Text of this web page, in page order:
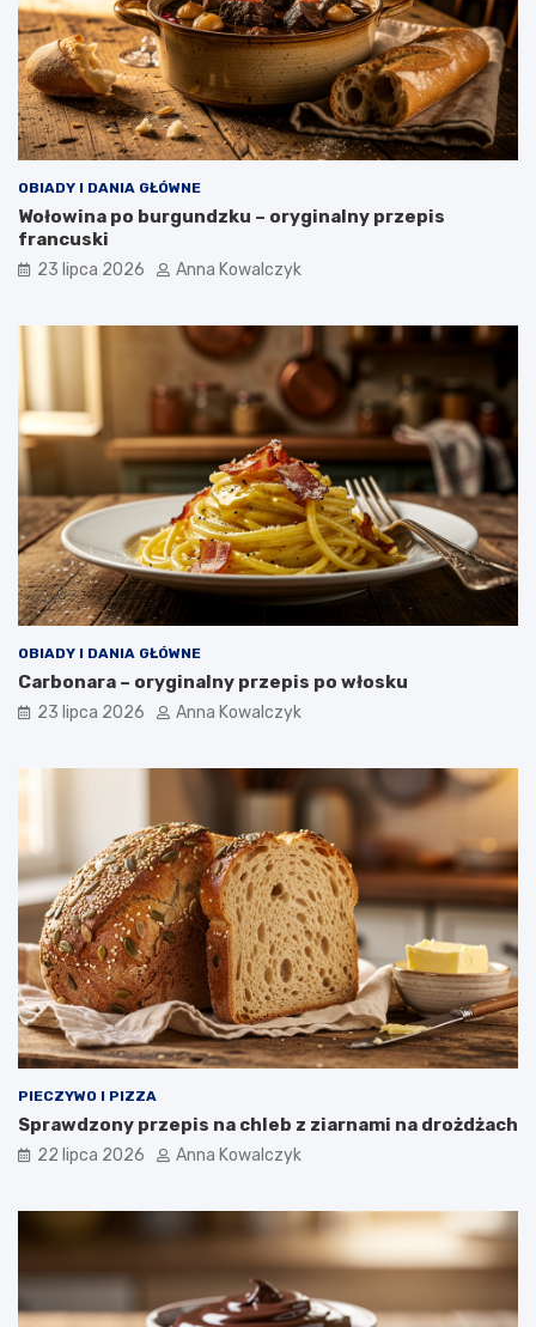
OBIADY I DANIA GŁÓWNE
Wołowina po burgundzku – oryginalny przepis
francuski
23 lipca 2026 Anna Kowalczyk
OBIADY I DANIA GŁÓWNE
Carbonara – oryginalny przepis po włosku
23 lipca 2026 Anna Kowalczyk
PIECZYWO I PIZZA
Sprawdzony przepis na chleb z ziarnami na drożdżach
22 lipca 2026 Anna Kowalczyk